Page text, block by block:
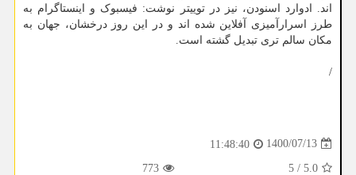
اند. ادوارد اسنودن، نیز در توییتر نوشت: فیسبوک و اینستاگرام به
طرز اسرارآمیزی آفلاین شده اند و در این روز درخشان، جهان به
مکان سالم تری تبدیل گشته است.
/
1400/07/13
11:48:40
5.0
/
5
773